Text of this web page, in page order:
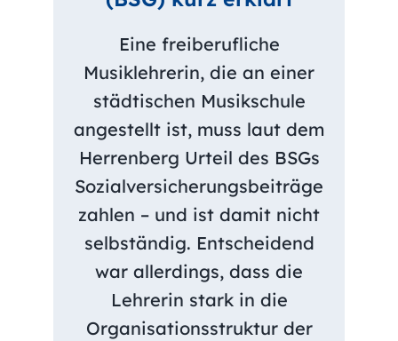
Eine freiberufliche
Musiklehrerin, die an einer
städtischen Musikschule
angestellt ist, muss laut dem
Herrenberg Urteil des BSGs
Sozialversicherungsbeiträge
zahlen – und ist damit nicht
selbständig. Entscheidend
war allerdings, dass die
Lehrerin stark in die
Organisationsstruktur der